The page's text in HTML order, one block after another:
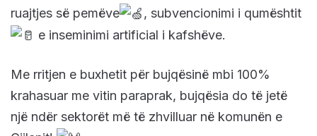
ruajtjes së pemëve
, subvencionimi i qumështit
e inseminimi artificial i kafshëve.
Me rritjen e buxhetit për bujqësinë mbi 100%
krahasuar me vitin paraprak, bujqësia do të jetë
një ndër sektorët më të zhvilluar në komunën e